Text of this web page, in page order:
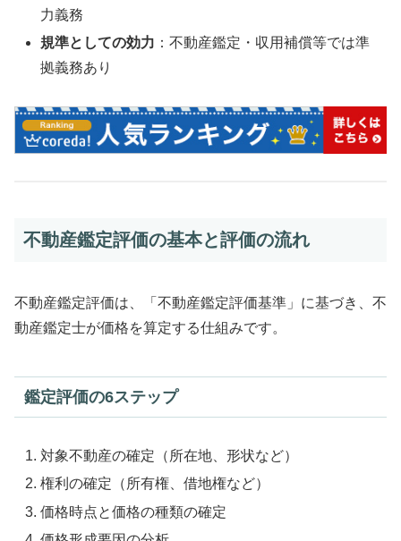
力義務
規準としての効力 ：不動産鑑定・収用補償等では準
拠義務あり
不動産鑑定評価の基本と評価の流れ
不動産鑑定評価は、「不動産鑑定評価基準」に基づき、不
動産鑑定士が価格を算定する仕組みです。
鑑定評価の6ステップ
対象不動産の確定（所在地、形状など）
権利の確定（所有権、借地権など）
価格時点と価格の種類の確定